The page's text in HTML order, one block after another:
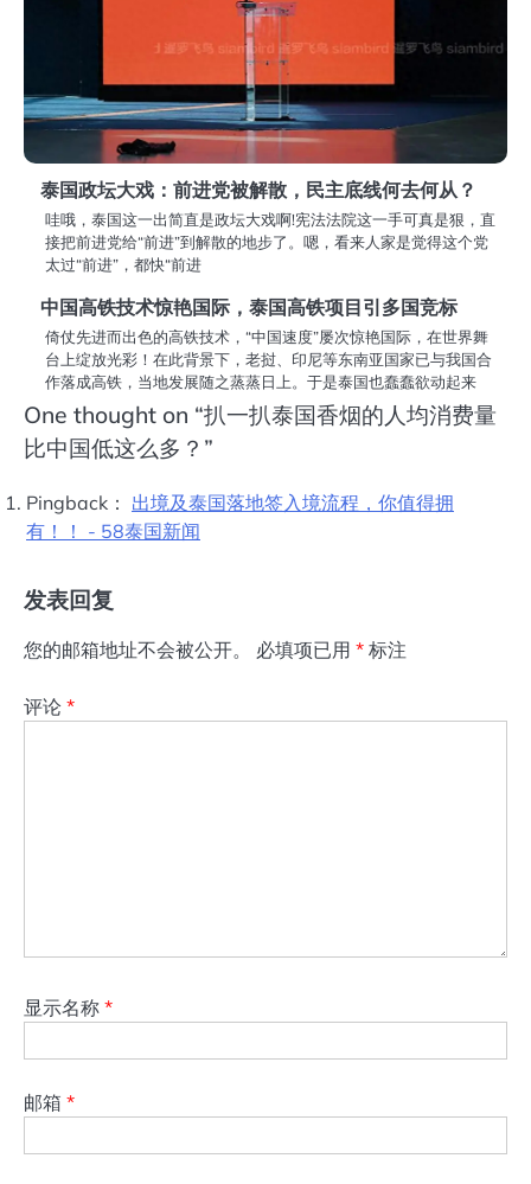
泰国政坛大戏：前进党被解散，民主底线何去何从？
哇哦，泰国这一出简直是政坛大戏啊!宪法法院这一手可真是狠，直
接把前进党给“前进”到解散的地步了。嗯，看来人家是觉得这个党
太过“前进”，都快“前进
中国高铁技术惊艳国际，泰国高铁项目引多国竞标
倚仗先进而出色的高铁技术，“中国速度”屡次惊艳国际，在世界舞
台上绽放光彩！在此背景下，老挝、印尼等东南亚国家已与我国合
作落成高铁，当地发展随之蒸蒸日上。于是泰国也蠢蠢欲动起来
One thought on “扒一扒泰国香烟的人均消费量
比中国低这么多？ ”
Pingback： 出境及泰国落地签入境流程，你值得拥
有！！ - 58泰国新闻
发表回复
您的邮箱地址不会被公开。 必填项已用 * 标注
评论 *
显示名称 *
邮箱 *